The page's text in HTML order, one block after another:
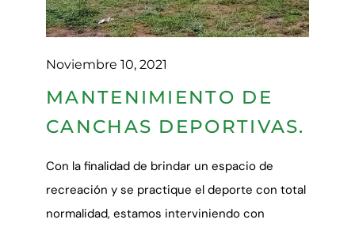
Noviembre 10, 2021
MANTENIMIENTO DE
CANCHAS DEPORTIVAS.
Con la finalidad de brindar un espacio de
recreación y se practique el deporte con total
normalidad, estamos interviniendo con